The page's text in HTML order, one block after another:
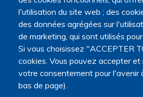
l'utilisation du site web ; des
des données agrégées sur
de marketing, qui sont utilisés
Si vous choisissez "ACCEPTER
cookies. Vous pouvez accepter
votre consentement pour l'avenir
bas de page).